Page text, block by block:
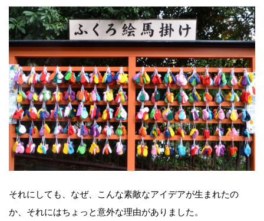
それにしても、なぜ、こんな素敵なアイデアが生まれたの
か、それにはちょっと意外な理由がありました。